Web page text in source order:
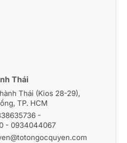
Thái
Thái (Kios 28-29),
TP. HCM
-
- 0934044067